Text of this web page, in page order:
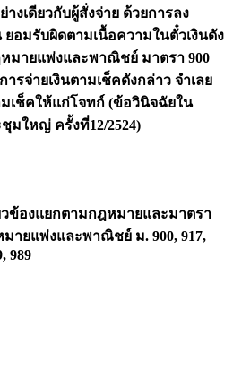
งเดียวกับผู้สั่งจ่าย ด้วยการลง
อมรับผิดตามเนื้อความในตั๋วเงินดัง
ายแพ่งและพาณิชย์ มาตรา 900
รจ่ายเงินตามเช็คดังกล่าว จำเลย
เช็คให้แก่โจทก์ (ข้อวินิจฉัยใน
มใหญ่ ครั้งที่12/2524)
ข้องแยกตามกฎหมายและมาตรา
ายแพ่งและพาณิชย์ ม. 900, 917,
989